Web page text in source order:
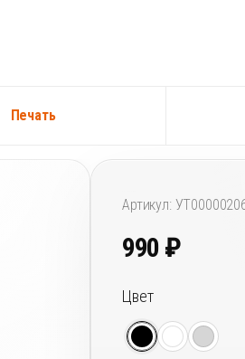
Печать
Артикул:
990 ₽
Цвет